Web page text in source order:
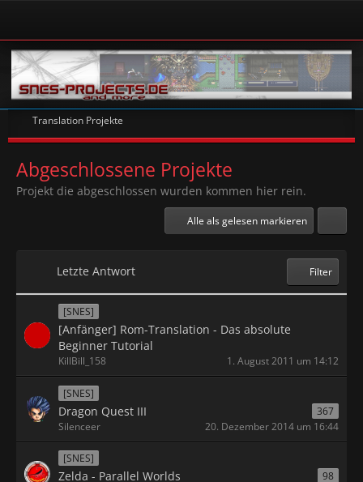
Translation Projekte
Abgeschlossene Projekte
Projekt die abgeschlossen wurden kommen hier rein.
Alle als gelesen markieren
Letzte Antwort Filter
[SNES]
[Anfänger] Rom-Translation - Das absolute
Beginner Tutorial
KillBill_158 1. August 2011 um 14:12
[SNES]
Dragon Quest III
367
Silenceer
20. Dezember 2014 um 16:44
[SNES]
Zelda - Parallel Worlds
98